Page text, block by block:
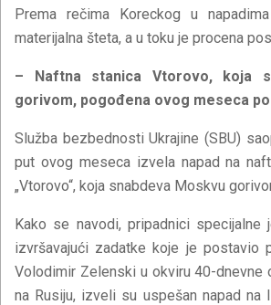
Prema rečima Koreckog u
materijalna šteta, a u toku je procena
– Naftna stanica Vtorovo, koja
gorivom, pogođena ovog meseca
Služba bezbednosti Ukrajine (SBU)
put ovog meseca izvela napad na
„Vtorovo“, koja snabdeva Moskvu
Kako se navodi, pripadnici specijalne
izvršavajući zadatke koje je postavio
Volodimir Zelenski u okviru 40-dnevne
na Rusiju, izveli su uspešan napad na